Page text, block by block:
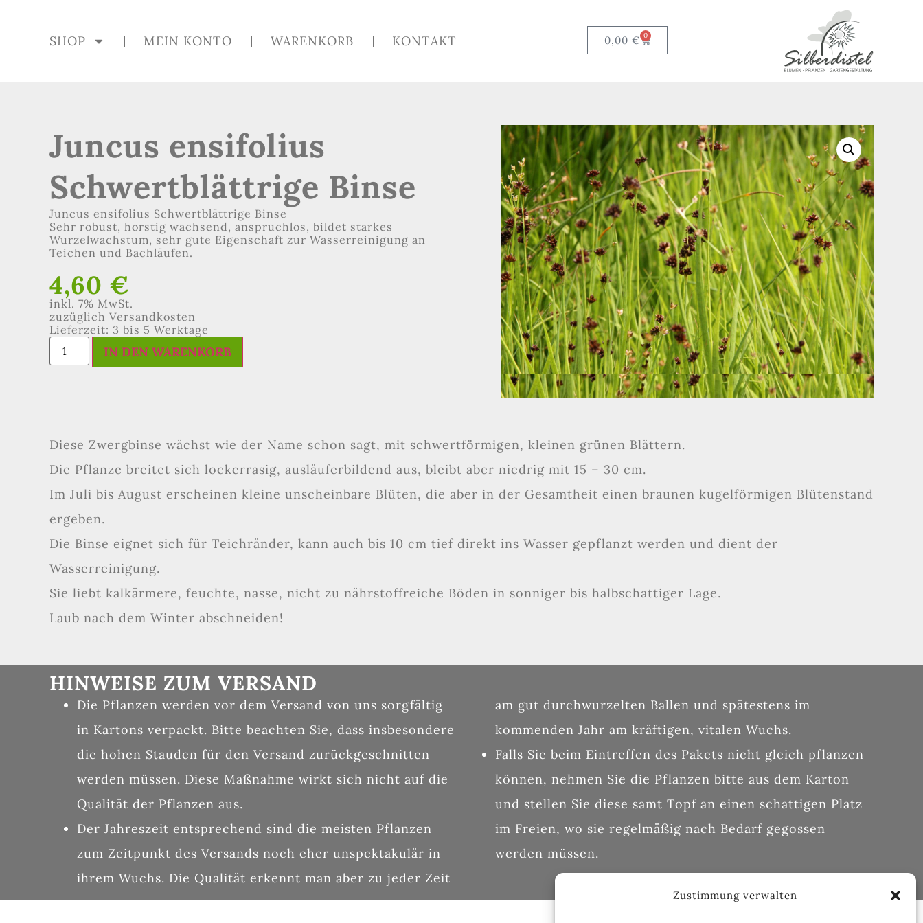
Zustimmung verwalten
0,00 € 0
SHOP MEIN KONTO WARENKORB KONTAKT
Juncus ensifolius
Schwertblättrige Binse
Juncus ensifolius Schwertblättrige Binse
Sehr robust, horstig wachsend, anspruchlos, bildet starkes
Wurzelwachstum, sehr gute Eigenschaft zur Wasserreinigung an
Teichen und Bachläufen.
4,60 €
inkl. 7% MwSt.
zuzüglich Versandkosten
Lieferzeit: 3 bis 5 Werktage
IN DEN WARENKORB
Diese Zwergbinse wächst wie der Name schon sagt, mit schwertförmigen, kleinen grünen Blättern.
Die Pflanze breitet sich lockerrasig, ausläuferbildend aus, bleibt aber niedrig mit 15 – 30 cm.
Im Juli bis August erscheinen kleine unscheinbare Blüten, die aber in der Gesamtheit einen braunen kugelförmigen Blütenstand
ergeben.
Die Binse eignet sich für Teichränder, kann auch bis 10 cm tief direkt ins Wasser gepflanzt werden und dient der
Wasserreinigung.
Sie liebt kalkärmere, feuchte, nasse, nicht zu nährstoffreiche Böden in sonniger bis halbschattiger Lage.
Laub nach dem Winter abschneiden!
HINWEISE ZUM VERSAND
Die Pflanzen werden vor dem Versand von uns sorgfältig
in Kartons verpackt. Bitte beachten Sie, dass insbesondere
die hohen Stauden für den Versand zurückgeschnitten
werden müssen. Diese Maßnahme wirkt sich nicht auf die
Qualität der Pflanzen aus.
Der Jahreszeit entsprechend sind die meisten Pflanzen
zum Zeitpunkt des Versands noch eher unspektakulär in
ihrem Wuchs. Die Qualität erkennt man aber zu jeder Zeit
am gut durchwurzelten Ballen und spätestens im
kommenden Jahr am kräftigen, vitalen Wuchs.
Falls Sie beim Eintreffen des Pakets nicht gleich pflanzen
können, nehmen Sie die Pflanzen bitte aus dem Karton
und stellen Sie diese samt Topf an einen schattigen Platz
im Freien, wo sie regelmäßig nach Bedarf gegossen
werden müssen.